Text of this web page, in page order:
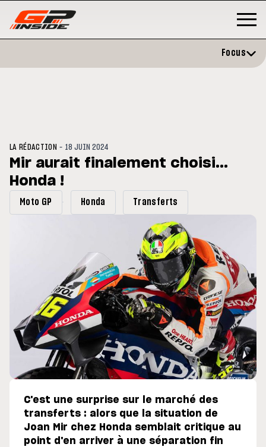
en septembre
Focus
LA RÉDACTION - 18 JUIN 2024
Mir aurait finalement choisi...
Honda !
Moto GP Honda Transferts
C'est une surprise sur le marché des
transferts : alors que la situation de
Joan Mir chez Honda semblait critique au
point d'en arriver à une séparation fin